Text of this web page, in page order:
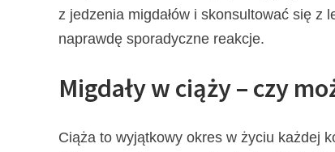
z jedzenia migdałów i skonsultować się z
naprawdę sporadyczne reakcje.
Migdały w ciąży – czy
Ciąża to wyjątkowy okres w życiu każdej